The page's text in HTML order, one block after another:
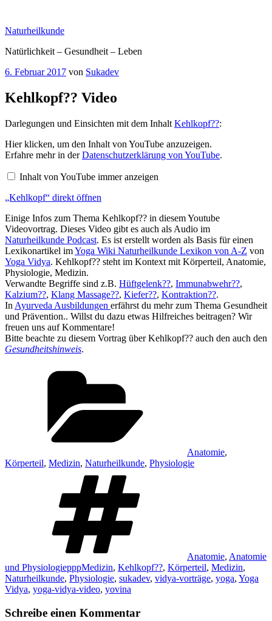
springen
Naturheilkunde
Natürlichkeit – Gesundheit – Leben
Veröffentlicht
6. Februar 2017 von Sukadev
Kehlkopf?? Video
Darlegungen und Einsichten mit dem Inhalt Kehlkopf??:
„Kehlkopf“
von
YouTube
Hier klicken, um den Inhalt von YouTube anzuzeigen.
Erfahre mehr in derDatenschutzerklärung von YouTube.
Inhalt von YouTube immer anzeigen
„Kehlkopf“ direkt öffnen
Einige Infos zum Thema Kehlkopf?? in diesem Youtube
Videovortrag. Dieses Video gibt es auch als Audio im
Naturheilkunde Podcast. Es ist erstellt worden als Basis für einen
Lexikonartikel imYoga Wiki Naturheilkunde Lexikon von A-Z von
Yoga Vidya. Kehlkopf?? steht im Kontext mit Körperteil, Anatomie,
Physiologie, Medizin.
Verwandte Begriffe sind z.B. Hüftgelenk??, Immunabwehr??,
Kalzium??, Klang Massage??, Kiefer??, Kontraktion??.
In Ayurveda Ausbildungen erfährst du mehr zum Thema Gesundheit
und Prävention.. Willst du dazu etwas Hilfreiches beitragen? Wir
freuen uns auf Kommentare!
Bitte beachte zu diesem Vortrag über Kehlkopf?? auch den auch den
Gesundheitshinweis.
Anatomie,
Körperteil, Medizin, Naturheilkunde, Physiologie
Anatomie, Anatomie
und PhysiologiepppMedizin, Kehlkopf??, Körperteil, Medizin,
Naturheilkunde, Physiologie, sukadev, vidya-vorträge, yoga, Yoga
Vidya, yoga-vidya-video, yovina
Schreibe einen Kommentar